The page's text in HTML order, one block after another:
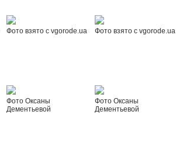
Фото взято с vgorode.ua Фото взято с vgorode.ua
Фото Оксаны
Дементьевой
Фото Оксаны
Дементьевой